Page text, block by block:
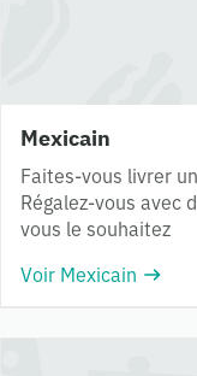
Mexicain
Faites-vous livrer
Régalez-vous avec
vous le souhaitez
Voir Mexicain